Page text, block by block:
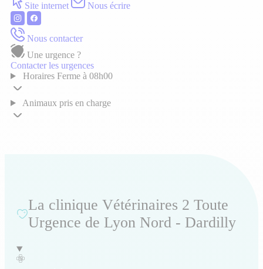
Site internet
Nous écrire
Nous contacter
Une urgence ?
Contacter les urgences
Horaires Ferme à 08h00
Animaux pris en charge
La clinique Vétérinaires 2 Toute
Urgence de Lyon Nord - Dardilly